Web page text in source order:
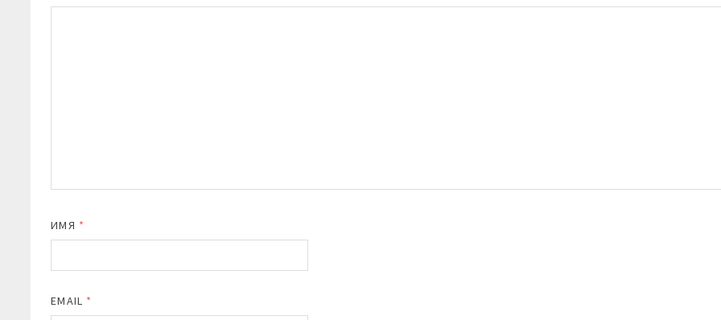
ИМЯ *
EMAIL *